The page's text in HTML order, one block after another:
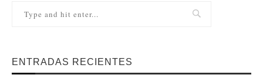
ENTRADAS RECIENTES